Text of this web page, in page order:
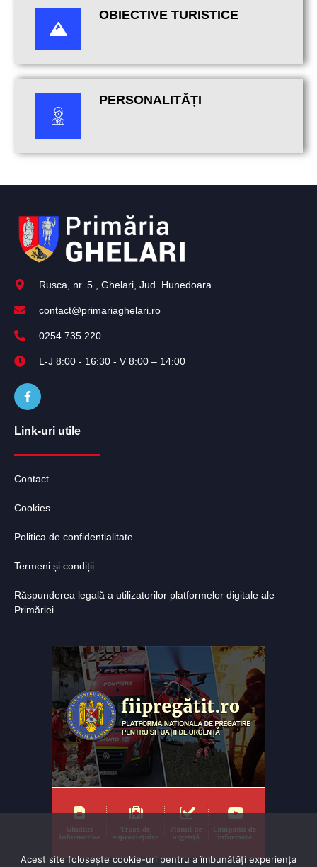
OBIECTIVE TURISTICE
PERSONALITĂȚI
Rusca, nr. 5 , Ghelari, Jud. Hunedoara
contact@primariaghelari.ro
0254 735 220
L-J 8:00 - 16:30 - V 8:00 – 14:00
Link-uri utile
Contact
Cookies
Politica de confidentialitate
Termeni și condiții
Răspunderea legală a utilizatorilor platformelor digitale ale
Primăriei
Acest site folosește cookie-uri pentru a îmbunătăți experiența